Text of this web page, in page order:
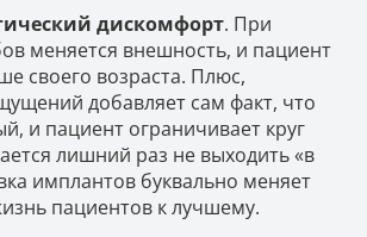
дискомфорт. При
меняется внешность, и пациент
своего возраста. Плюс,
добавляет сам факт, что
и пациент ограничивает круг
лишний раз не выходить «в
имплантов буквально меняет
пациентов к лучшему.